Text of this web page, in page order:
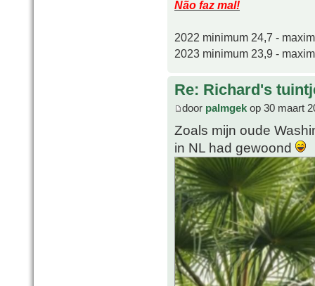
Não faz mal!
2022 minimum 24,7 -
2023 minimum 23,9 -
Re: Richard's
door palmgek op 30 maart
Zoals mijn oude
in NL had gewoond